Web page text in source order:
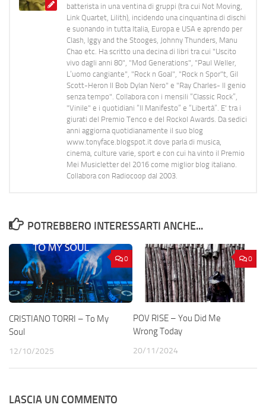
batterista in una ventina di gruppi (tra cui Not Moving,
Link Quartet, Lilith), incidendo una cinquantina di dischi
e suonando in tutta Italia, Europa e USA e aprendo per
Clash, Iggy and the Stooges, Johnny Thunders, Manu
Chao etc. Ha scritto una decina di libri tra cui "Uscito
vivo dagli anni 80", "Mod Generations", "Paul Weller,
L’uomo cangiante", "Rock n Goal", "Rock n Spor"t, Gil
Scott-Heron Il Bob Dylan Nero" e "Ray Charles- Il genio
senza tempo". Collabora con i mensili “Classic Rock”,
"Vinile" e i quotidiani “Il Manifesto” e “Libertà”. E' tra i
giurati del Premio Tenco e del Rockol Awards. Da sedici
anni aggiorna quotidianamente il suo blog
www.tonyface.blogspot.it dove parla di musica,
cinema, culture varie, sport e con cui ha vinto il Premio
Mei Musicletter del 2016 come miglior blog italiano.
Collabora con Radiocoop dal 2003.
POTREBBERO INTERESSARTI ANCHE...
0
CRISTIANO TORRI – To My
Soul
12/10/2025
0
POV RISE – You Did Me
Wrong Today
20/11/2024
LASCIA UN COMMENTO